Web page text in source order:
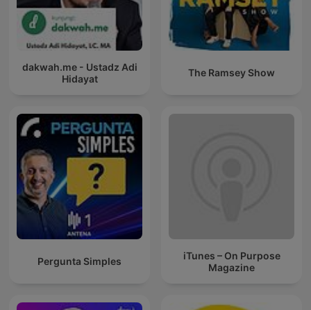
dakwah.me - Ustadz Adi
Hidayat
The Ramsey Show
Pergunta Simples
iTunes – On Purpose
Magazine